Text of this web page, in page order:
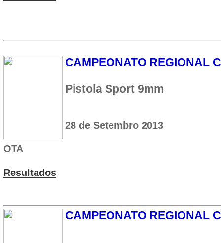
CAMPEONATO REGIONAL
Pistola Sport 9mm
28 de Setembro 2013
OTA
Resultados
CAMPEONATO REGIONAL